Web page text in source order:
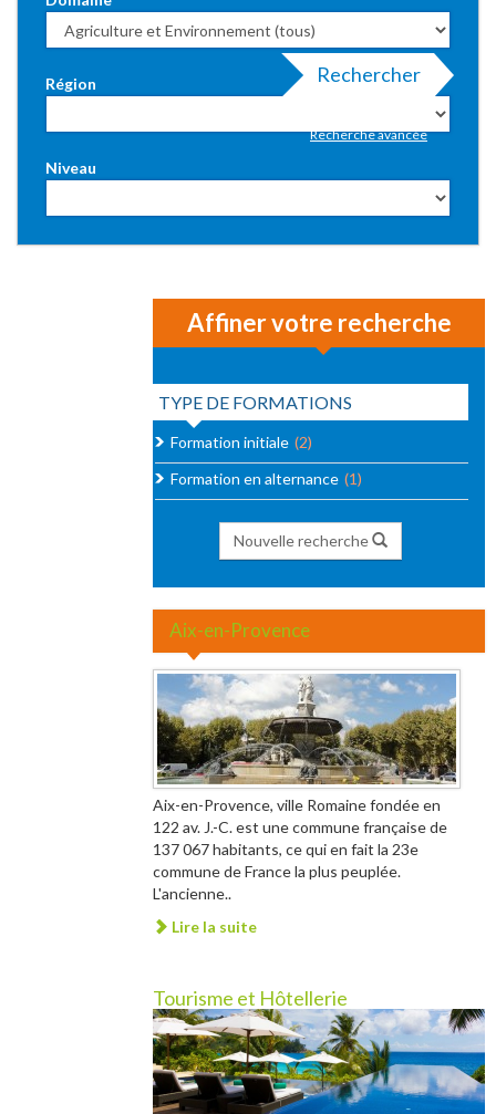
Région
Niveau
Rechercher
Recherche avancée
Affiner votre recherche
TYPE DE FORMATIONS
Formation initiale (2)
Formation en alternance (1)
Nouvelle recherche
Aix-en-Provence
Aix-en-Provence, ville Romaine fondée en
122 av. J.-C. est une commune française de
137 067 habitants, ce qui en fait la 23e
commune de France la plus peuplée.
L'ancienne..
Lire la suite
Tourisme et Hôtellerie